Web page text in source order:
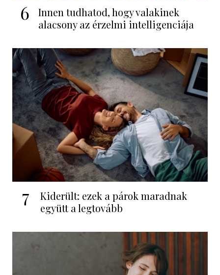
6
Innen tudhatod, hogy valakinek
alacsony az érzelmi intelligenciája
7
Kiderült: ezek a párok maradnak
együtt a legtovább